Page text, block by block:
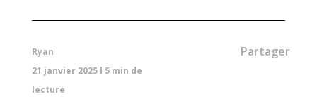
Ryan
21 janvier 2025l 5 min de
lecture
Partager